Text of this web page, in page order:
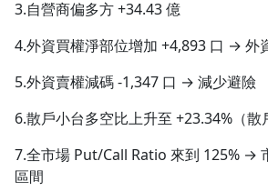
3.自營商偏多方 +34.43 億
4.外資買權淨部位增加 +4,893 口 → 外
5.外資賣權減碼 -1,347 口 → 減少避險
6.散戶小台多空比上升至 +23.34%（散
7.全市場 Put/Call Ratio 來到 125% →
區間